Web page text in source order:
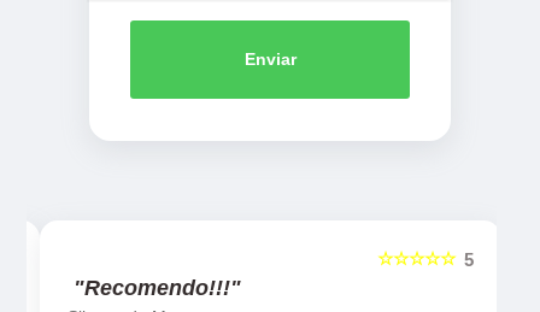
Enviar
5
☆☆☆☆☆
"Recomendo!!!"